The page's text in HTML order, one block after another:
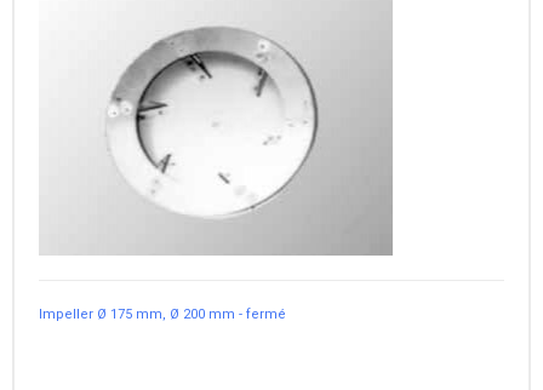
Impeller Ø 175 mm, Ø 200 mm - fermé